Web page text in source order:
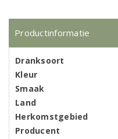
Productinformatie
Dranksoort
Kleur
Smaak
Land
Herkomstgebied
Producent